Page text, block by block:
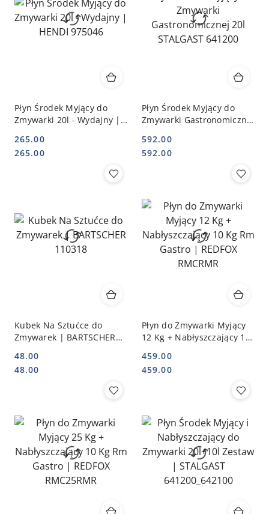
Płyn Środek Myjący do
Zmywarki 20l - Wydajny |
Cena:
265.00
Cena:
265.00
Płyn Środek Myjący do
Zmywarki Gastronomicznej
Cena:
592.00
Cena:
592.00
Kubek Na Sztućce do
Zmywarek | BARTSCHER
Cena:
48.00
Cena:
48.00
Płyn do Zmywarki Myjący
12 Kg + Nabłyszczający 10
RMCRMR
Cena:
459.00
Cena:
459.00